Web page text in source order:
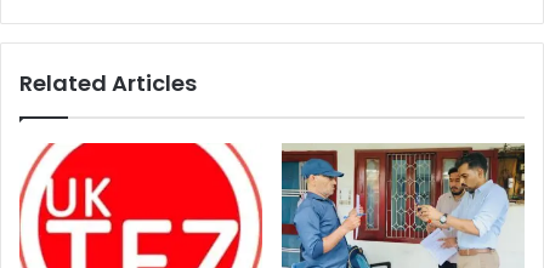
Related Articles